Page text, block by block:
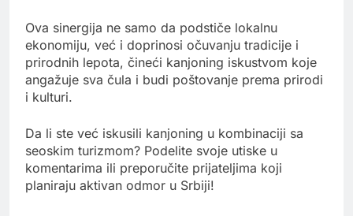
Ova sinergija ne samo da podstiče lokalnu
ekonomiju, već i doprinosi očuvanju tradicije i
prirodnih lepota, čineći kanjoning iskustvom koje
angažuje sva čula i budi poštovanje prema prirodi
i kulturi.
Da li ste već iskusili kanjoning u kombinaciji sa
seoskim turizmom? Podelite svoje utiske u
komentarima ili preporučite prijateljima koji
planiraju aktivan odmor u Srbiji!